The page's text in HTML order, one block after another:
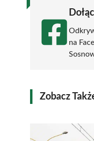
na
Zobacz